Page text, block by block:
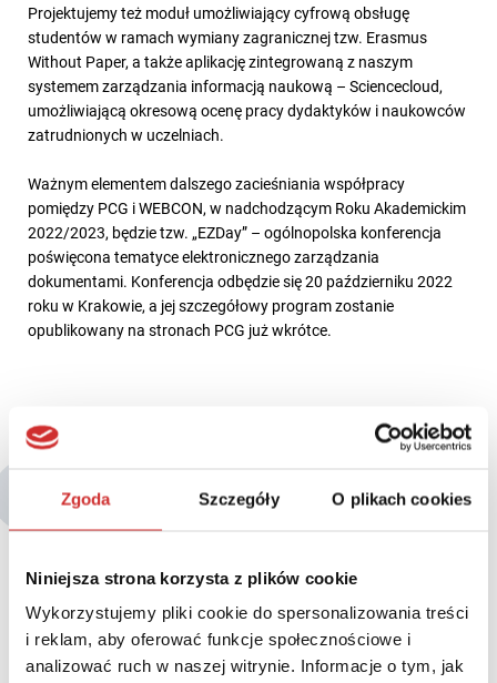
Zgoda Szczegóły O plikach cookies
Niniejsza strona korzysta z plików cookie
Wykorzystujemy pliki cookie do spersonalizowania treści
i reklam, aby oferować funkcje społecznościowe i
analizować ruch w naszej witrynie. Informacje o tym, jak
Projektujemy też moduł umożliwiający cyfrową obsługę
studentów w ramach wymiany zagranicznej tzw. Erasmus
Without Paper, a także aplikację zintegrowaną z naszym
systemem zarządzania informacją naukową – Sciencecloud,
umożliwiającą okresową ocenę pracy dydaktyków i naukowców
zatrudnionych w uczelniach.
Ważnym elementem dalszego zacieśniania współpracy
pomiędzy PCG i WEBCON, w nadchodzącym Roku Akademickim
2022/2023, będzie tzw. „EZDay” – ogólnopolska konferencja
poświęcona tematyce elektronicznego zarządzania
dokumentami. Konferencja odbędzie się 20 październiku 2022
roku w Krakowie, a jej szczegółowy program zostanie
opublikowany na stronach PCG już wkrótce.
Być może zainteresują Cię także: